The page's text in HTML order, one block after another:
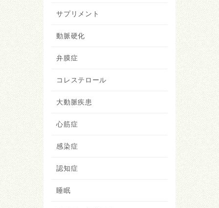
サプリメント
動脈硬化
弁膜症
コレステロール
大動脈疾患
心筋症
感染症
認知症
睡眠